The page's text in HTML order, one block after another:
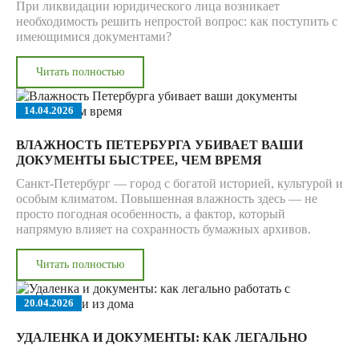
При ликвидации юридического лица возникает
необходимость решить непростой вопрос: как поступить с
имеющимися документами?
Читать полностью
14.04.2026
ВЛАЖНОСТЬ ПЕТЕРБУРГА УБИВАЕТ ВАШИ
ДОКУМЕНТЫ БЫСТРЕЕ, ЧЕМ ВРЕМЯ
Санкт-Петербург — город с богатой историей, культурой и
особым климатом. Повышенная влажность здесь — не
просто погодная особенность, а фактор, который
напрямую влияет на сохранность бумажных архивов.
Читать полностью
20.04.2026
УДАЛЕНКА И ДОКУМЕНТЫ: КАК ЛЕГАЛЬНО